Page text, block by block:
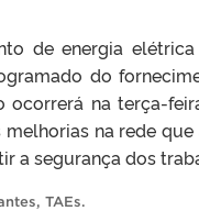
de energia
do
na terça-
na rede
a segurança dos
, TAEs.